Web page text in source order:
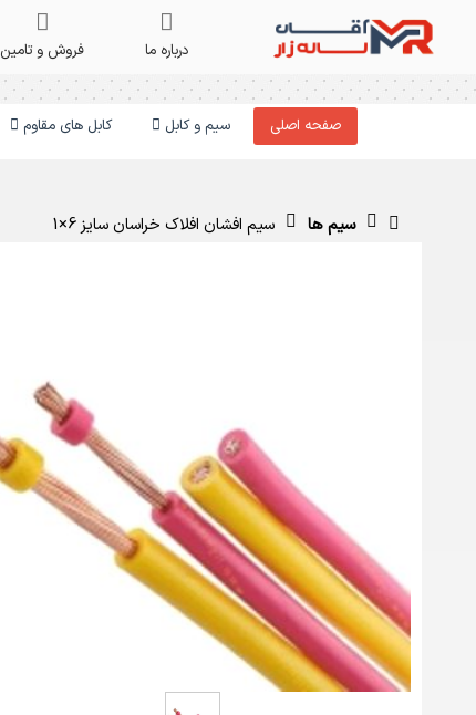
درباره ما فروش و تامین
صفحه اصلی سیم و کابل کابل های مقاوم
سیم ها سیم افشان افلاک خراسان سایز 6×1